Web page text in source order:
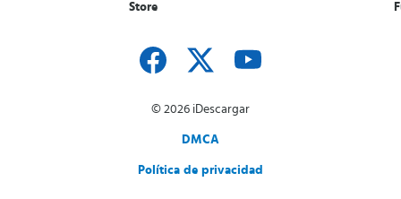
Store
© 2026 iDescargar
DMCA
Política de privacidad